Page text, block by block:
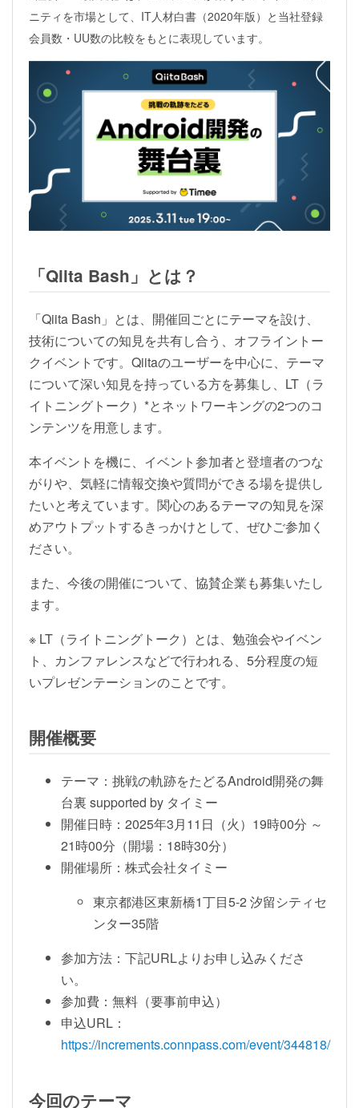
ニティを市場として、IT人材白書（2020年版）と当社登録
会員数・UU数の比較をもとに表現しています。
「Qiita Bash」とは？
「Qiita Bash」とは、開催回ごとにテーマを設け、
技術についての知見を共有し合う、オフライントー
クイベントです。Qiitaのユーザーを中心に、テーマ
について深い知見を持っている方を募集し、LT（ラ
イトニングトーク）*とネットワーキングの2つのコ
ンテンツを用意します。
本イベントを機に、イベント参加者と登壇者のつな
がりや、気軽に情報交換や質問ができる場を提供し
たいと考えています。関心のあるテーマの知見を深
めアウトプットするきっかけとして、ぜひご参加く
ださい。
また、今後の開催について、協賛企業も募集いたし
ます。
※ LT（ライトニングトーク）とは、勉強会やイベン
ト、カンファレンスなどで行われる、5分程度の短
いプレゼンテーションのことです。
開催概要
テーマ：挑戦の軌跡をたどるAndroid開発の舞
台裏 supported by タイミー
開催日時：2025年3月11日（火）19時00分 ～
21時00分（開場：18時30分）
開催場所：株式会社タイミー
東京都港区東新橋1丁目5-2 汐留シティセ
ンター35階
参加方法：下記URLよりお申し込みくださ
い。
参加費：無料（要事前申込）
申込URL：
https://increments.connpass.com/event/344818/
今回のテーマ